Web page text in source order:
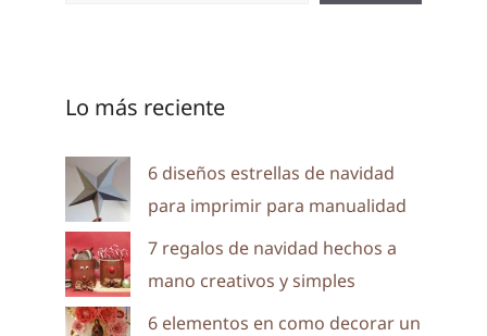
Lo más reciente
6 diseños estrellas de navidad
para imprimir para manualidad
7 regalos de navidad hechos a
mano creativos y simples
6 elementos en como decorar un